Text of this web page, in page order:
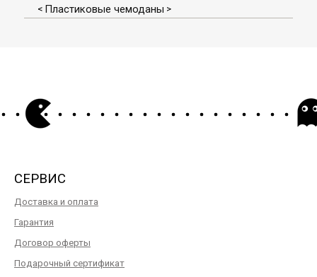
< Пластиковые чемоданы >
СЕРВИС
Доставка и оплата
Гарантия
Договор оферты
Подарочный сертификат